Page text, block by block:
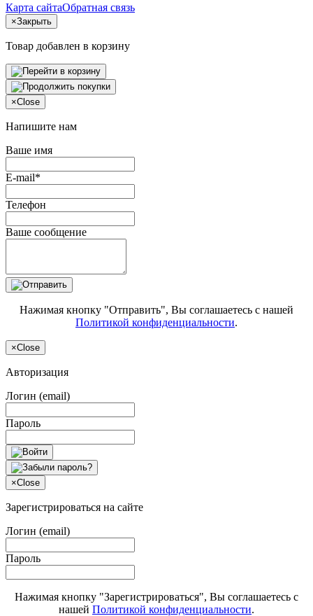
Карта сайтаОбратная связь
×Закрыть
Товар добавлен в корзину
×Close
Напишите нам
Ваше имя
E-mail*
Телефон
Ваше сообщение
Нажимая кнопку "Отправить", Вы соглашаетесь с нашей
Политикой конфиденциальности.
×Close
Авторизация
Логин (email)
Пароль
×Close
Зарегистрироваться на сайте
Логин (email)
Пароль
Нажимая кнопку "Зарегистрироваться", Вы соглашаетесь с
нашей Политикой конфиденциальности.